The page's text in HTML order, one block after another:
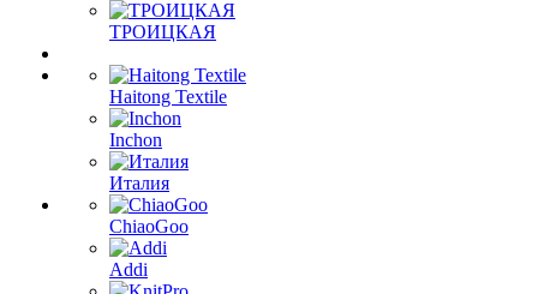
ТРОИЦКАЯ
Haitong Textilе
Inchon
Италия
ChiaoGoo
Addi